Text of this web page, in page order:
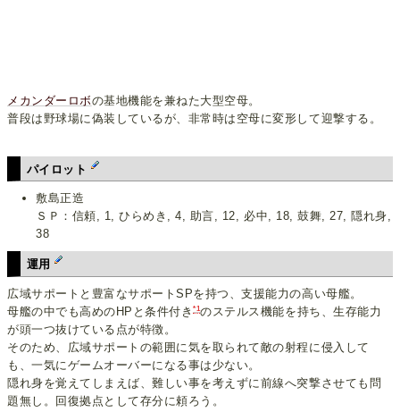
メカンダーロボの基地機能を兼ねた大型空母。
普段は野球場に偽装しているが、非常時は空母に変形して迎撃する。
パイロット
敷島正造
ＳＰ：信頼, 1, ひらめき, 4, 助言, 12, 必中, 18, 鼓舞, 27, 隠れ身,
38
運用
広域サポートと豊富なサポートSPを持つ、支援能力の高い母艦。
母艦の中でも高めのHPと条件付き*1のステルス機能を持ち、生存能力
が頭一つ抜けている点が特徴。
そのため、広域サポートの範囲に気を取られて敵の射程に侵入して
も、一気にゲームオーバーになる事は少ない。
隠れ身を覚えてしまえば、難しい事を考えずに前線へ突撃させても問
題無し。回復拠点として存分に頼ろう。